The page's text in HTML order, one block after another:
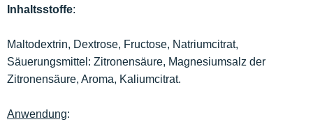
Inhaltsstoffe:
Maltodextrin, Dextrose, Fructose, Natriumcitrat,
Säuerungsmittel: Zitronensäure, Magnesiumsalz der
Zitronensäure, Aroma, Kaliumcitrat.
Anwendung: